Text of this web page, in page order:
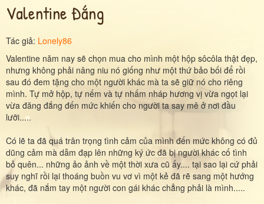
Valentine Đắng
Tác giả: Lonely86
Valentine năm nay sẽ chọn mua cho mình một hộp sôcôla thật đẹp,
nhưng không phải nâng niu nó giống như một thứ bảo bối để rồi
sau đó đem tặng cho một người khác mà ta sẽ giữ nó cho riêng
mình. Tự mở hộp, tự nếm và tự nhấm nháp hương vị vừa ngọt lại
vừa đăng đắng đến mức khiến cho người ta say mê ở nơi đầu
lưỡi.....
Có lẽ ta đã quá trân trọng tình cảm của mình đến mức không có đủ
dũng cảm mà dẫm đạp lên những ký ức đã bị người khác cố tình
bỏ quên... những ảo ảnh về một thời xưa cũ ấy.... tại sao lại cứ phải
suy nghĩ rồi lại thoáng buồn vu vơ vì một kẻ đã rẽ sang một hướng
khác, đã nắm tay một người con gái khác chẳng phải là mình.....